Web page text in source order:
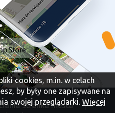
stránka mesta
cookies, m.in. w celach
by były one zapisywane na
swojej przeglądarki. Więcej